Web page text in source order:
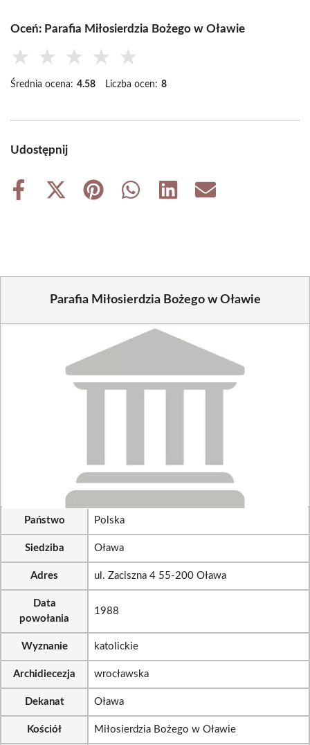
Oceń: Parafia Miłosierdzia Bożego w Oławie
★ ★ ★ ★ ★
Średnia ocena: 4.58 Liczba ocen: 8
Udostępnij
Share
Share
Share
Share
Share
Share
Parafia Miłosierdzia Bożego w Oławie
Państwo Polska
Siedziba Oława
Adres ul. Zaciszna 4 55-200 Oława
Data
powołania
1988
Wyznanie katolickie
Archidiecezja wrocławska
Dekanat Oława
Kościół Miłosierdzia Bożego w Oławie